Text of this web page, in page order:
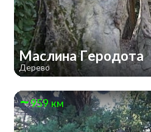
Маслина Геродота
Дерево
959 км